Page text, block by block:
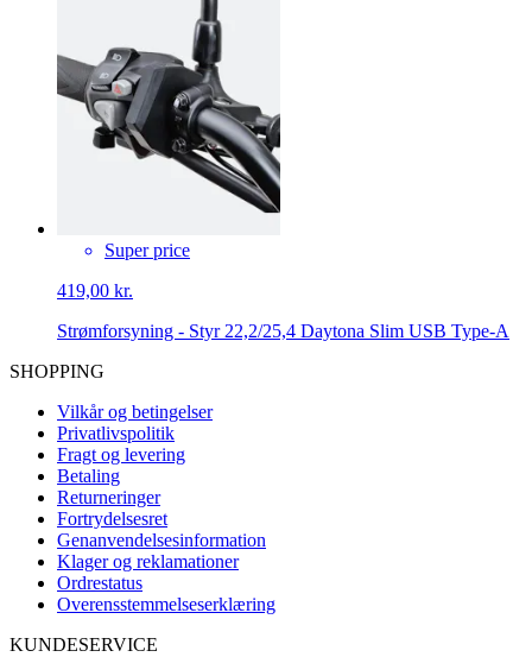
Super price
419,00 kr.
Strømforsyning - Styr 22,2/25,4 Daytona Slim USB Type-A
SHOPPING
Vilkår og betingelser
Privatlivspolitik
Fragt og levering
Betaling
Returneringer
Fortrydelsesret
Genanvendelsesinformation
Klager og reklamationer
Ordrestatus
Overensstemmelseserklæring
KUNDESERVICE